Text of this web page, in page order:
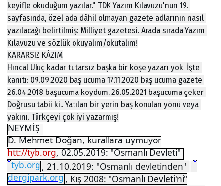
keyifle okuduğum yazılar." TDK Yazım Kılavuzu'nun 19.
sayfasında, özel ada dâhil olmayan gazete adlarının nasıl
yazılacağı belirtilmiş: Milliyet gazetesi. Arada sırada Yazım
Kılavuzu ve sözlük okuyalım/okutalım!
KARARSIZ KÂZIM
Hıncal Uluç kadar tutarsız başka bir köşe yazarı yok! İşte
kanıtı: 09.09.2020 baş ucuma 17.11.2020 baş ucuma gazete
26.04.2018 başucuma koydum. 26.05.2021 başucuma çeker
Doğrusu tabii ki.. Yatılan bir yerin baş konulan yönü veya
yakını. Türkçeyi çok iyi yazarmış!
NEYMİŞ
D. Mehmet Doğan, kurallara uymuyor
htt://tyb.org, 02.05.2019: "Osmanlı Devleti"
tyb.org, 21.10.2019: "Osmanlı devletinden"
dergipark.org, Kış 2008: "Osmanlı Devleti'ni"